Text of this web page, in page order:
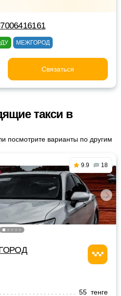
МЕЖГОРОД
Связаться
такси в
посмотрите варианты по другим
9.9 18
55 тенге